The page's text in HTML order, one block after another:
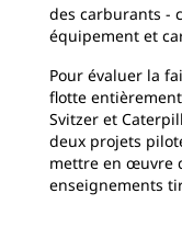
des carburants -
équipement et
Pour évaluer la
flotte
Svitzer et
deux projets
mettre en œuvre
enseignements